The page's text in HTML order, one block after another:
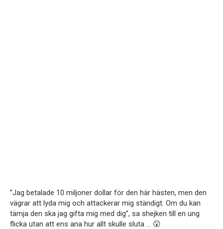
”Jag betalade 10 miljoner dollar för den här hästen, men den
vägrar att lyda mig och attackerar mig ständigt. Om du kan
tämja den ska jag gifta mig med dig”, sa shejken till en ung
flicka utan att ens ana hur allt skulle sluta … 😮